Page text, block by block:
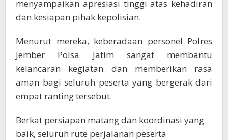
menyampaikan apresiasi tinggi atas kehadiran
dan kesiapan pihak kepolisian.
Menurut mereka, keberadaan personel Polres
Jember Polsa Jatim sangat membantu
kelancaran kegiatan dan memberikan rasa
aman bagi seluruh peserta yang bergerak dari
empat ranting tersebut.
Berkat persiapan matang dan koordinasi yang
baik, seluruh rute perjalanan peserta